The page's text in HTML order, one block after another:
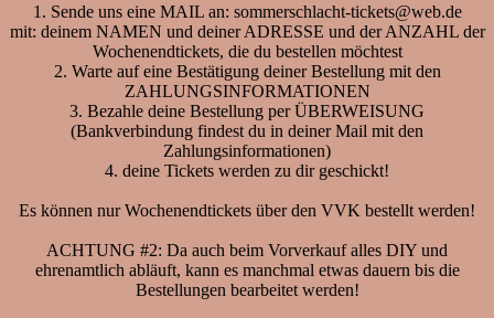
1. Sende uns eine MAIL an: sommerschlacht-tickets@web.de
mit: deinem NAMEN und deiner ADRESSE und der ANZAHL der
Wochenendtickets, die du bestellen möchtest
2. Warte auf eine Bestätigung deiner Bestellung mit den
ZAHLUNGSINFORMATIONEN
3. Bezahle deine Bestellung per ÜBERWEISUNG
(Bankverbindung findest du in deiner Mail mit den
Zahlungsinformationen)
4. deine Tickets werden zu dir geschickt!
Es können nur Wochenendtickets über den VVK bestellt werden!
ACHTUNG #2: Da auch beim Vorverkauf alles DIY und
ehrenamtlich abläuft, kann es manchmal etwas dauern bis die
Bestellungen bearbeitet werden!